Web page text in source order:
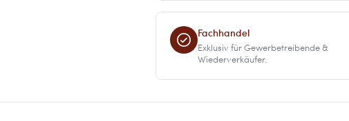
Fachhandel
Exklusiv für Gewerbetreibende &
Wiederverkäufer.